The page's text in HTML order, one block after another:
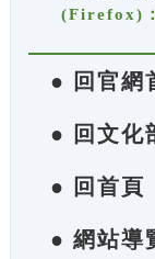
(Firefox)
● 回官網
● 回文化
● 回首頁
● 網站導